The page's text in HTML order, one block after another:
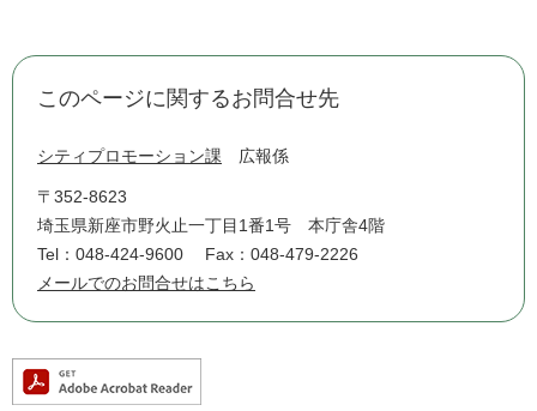
このページに関するお問合せ先
シティプロモーション課 広報係
〒352-8623
埼玉県新座市野火止一丁目1番1号 本庁舎4階
Tel：048-424-9600
Fax：048-479-2226
メールでのお問合せはこちら